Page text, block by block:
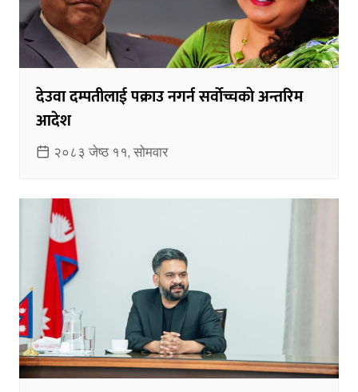
देउवा दम्पतीलाई पक्राउ नगर्न सर्वाेच्चकाे अन्तरिम
आदेश
२०८३ जेष्ठ ११, सोमवार